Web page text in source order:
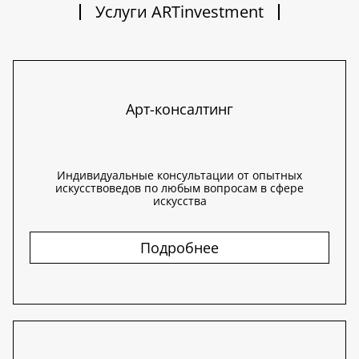
Услуги ARTinvestment
Арт-консалтинг
Индивидуальные консультации от опытных
искусствоведов по любым вопросам в сфере
искусства
Подробнее